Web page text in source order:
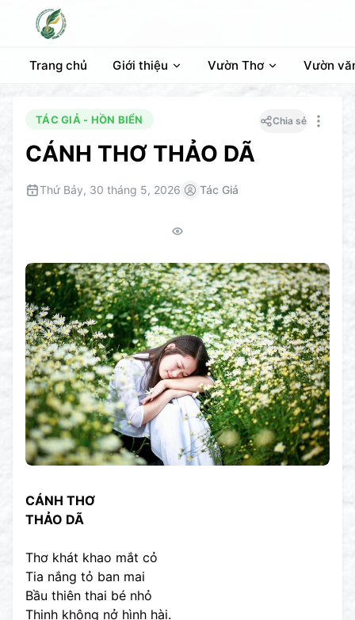
Trang chủ Giới thiệu Vườn Thơ Vườn
TÁC GIẢ - HỒN BIỂN
CÁNH THƠ THẢO DÃ
Chia sẻ
Thứ Bảy, 30 tháng 5, 2026 Tác Giả
CÁNH THƠ
THẢO DÃ
Thơ khát khao mắt cỏ
Tia nắng tỏ ban mai
Bầu thiên thai bé nhỏ
Thinh không nở hình hài.